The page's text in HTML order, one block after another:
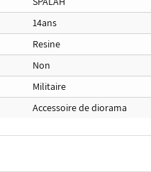
14ans
Resine
Non
Militaire
Accessoire de diorama